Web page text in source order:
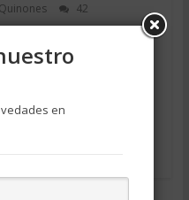
42
problemas que se
es el unir a un conjunto
en